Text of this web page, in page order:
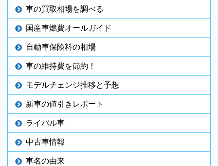
車の買取相場を調べる
国産車燃費オールガイド
自動車保険料の相場
車の維持費を節約！
モデルチェンジ推移と予想
新車の値引きレポート
ライバル車
中古車情報
車名の由来